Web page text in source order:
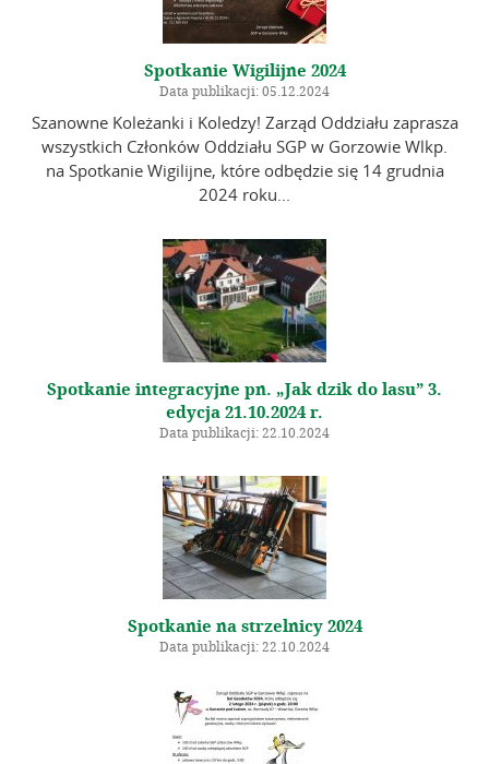
Spotkanie Wigilijne 2024
Data publikacji: 05.12.2024
Szanowne Koleżanki i Koledzy! Zarząd Oddziału zaprasza
wszystkich Członków Oddziału SGP w Gorzowie Wlkp.
na Spotkanie Wigilijne, które odbędzie się 14 grudnia
2024 roku...
Spotkanie integracyjne pn. „Jak dzik do lasu” 3.
edycja 21.10.2024 r.
Data publikacji: 22.10.2024
Spotkanie na strzelnicy 2024
Data publikacji: 22.10.2024